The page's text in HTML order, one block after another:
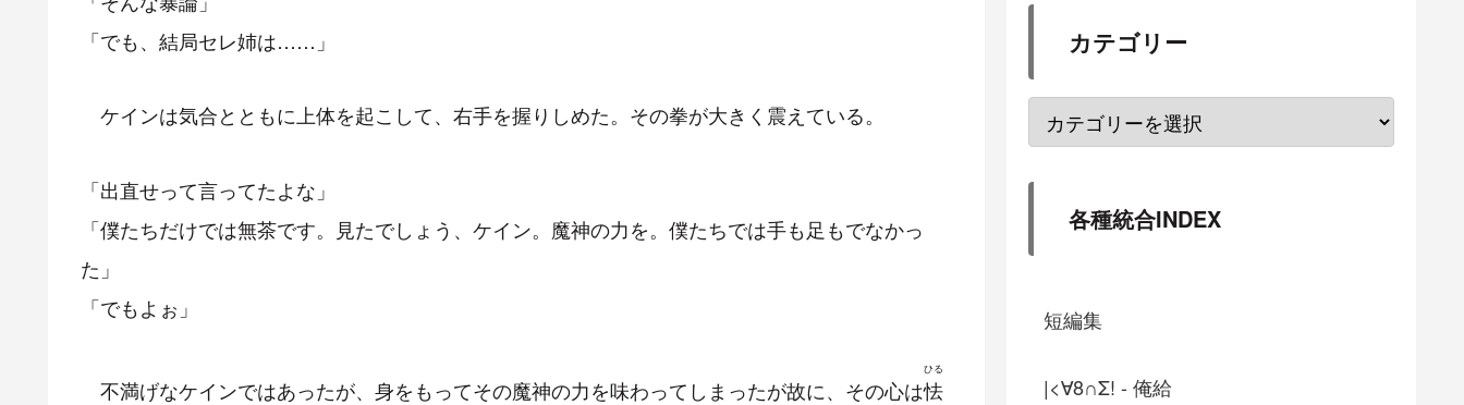
「でも、結局セレ姉は……」
ケインは気合とともに上体を起こして、右手を握りしめた。その拳が大きく震えている。
「出直せって言ってたよな」
「僕たちだけでは無茶です。見たでしょう、ケイン。魔神の力を。僕たちでは手も足もでなかっ
た」
「でもよぉ」
不満げなケインではあったが、身をもってその魔神の力を味わってしまったが故に、その心は怯
ひる
カテゴリー
各種統合INDEX
短編集
|<∀8∩Σ! - 俺給